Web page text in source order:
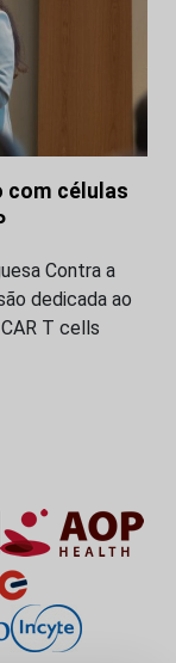
com células
Contra a
dedicada ao
T cells